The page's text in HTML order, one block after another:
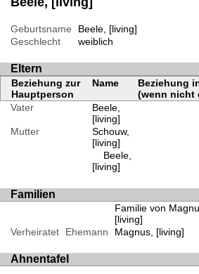
Geburtsname
Beele, [living]
Geschlecht
weiblich
Eltern
Beziehung zur
Hauptperson
Name
Beziehung
(wenn nicht
Vater
Beele,
[living]
Mutter
Schouw,
[living]
Beele,
[living]
Familien
Familie von
[living]
Verheiratet
Ehemann Magnus, [living]
Ahnentafel